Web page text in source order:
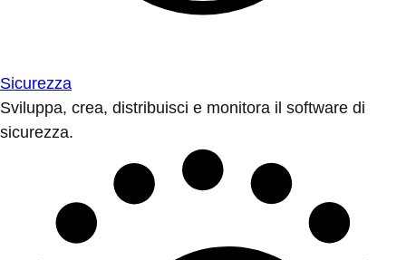
Sicurezza
Sviluppa, crea, distribuisci e monitora il software di
sicurezza.